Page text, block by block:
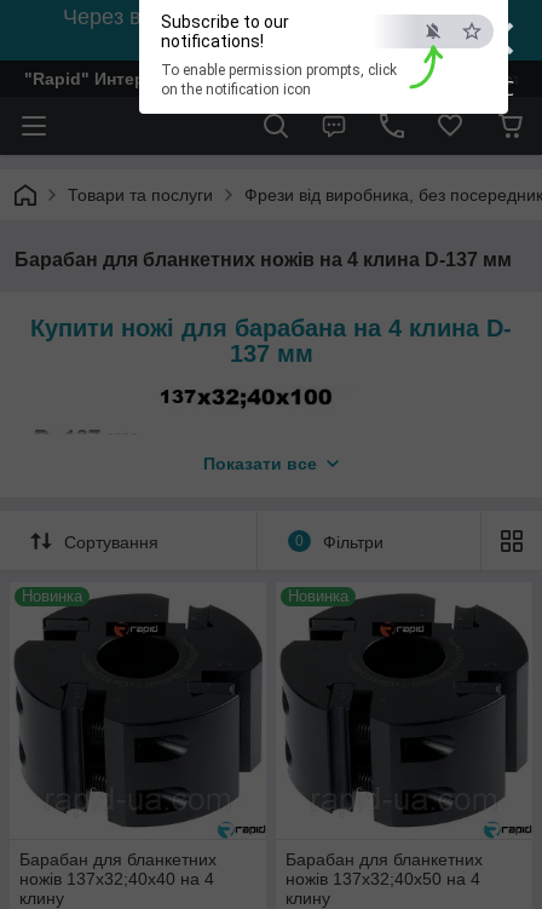
×
ESC
Subscribe to our
notifications!
To enable permission prompts, click
on the notification icon
Через відсутність світла, зв'язок на viber
0978002056
"Rapid" Интернет-магазин деревообрабатывающего
Товари та послуги Фрези від виробника, без
Барабан для бланкетних ножів на 4 клина D-137 мм
Купити ножі для барабана на 4 клина D-
137 мм
Показати все
Сортування 0 Фільтри
Новинка
Барабан для бланкетних
ножів 137х32;40х40 на 4
клину
Новинка
Барабан для бланкетних
ножів 137х32;40х50 на 4
клину